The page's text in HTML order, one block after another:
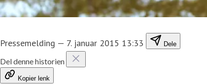
Pressemelding — 7. januar 2015 13:33 Dele
Del denne historien
Kopier lenk